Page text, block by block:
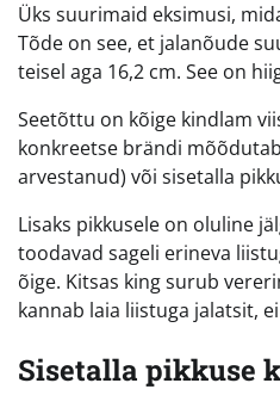
Üks suurimaid eksimusi,
Tõde on see, et jalanõude
teisel aga 16,2 cm. See on
Seetõttu on kõige kindlam
konkreetse brändi
arvestanud) või sisetalla
Lisaks pikkusele on oluline
toodavad sageli erineva
õige. Kitsas king surub
kannab laia liistuga jalatsit,
Sisetalla pikkuse